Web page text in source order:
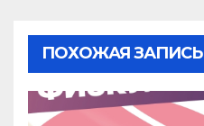
ПОХОЖАЯ ЗАПИСЬ